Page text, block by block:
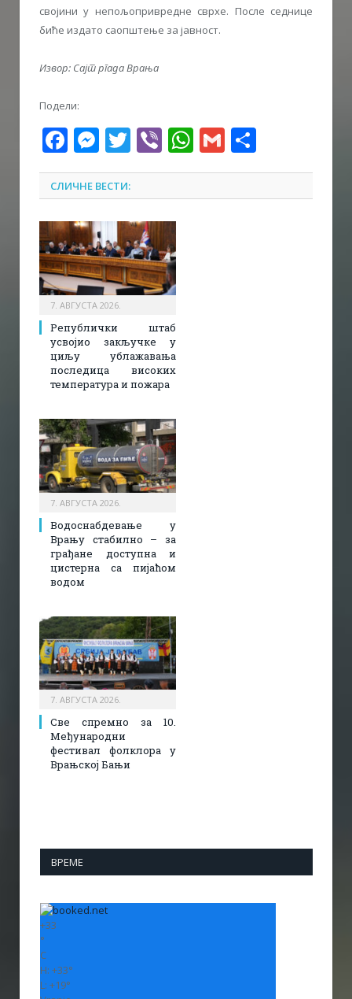
својини у непољопривредне сврхе. После седнице
биће издато саопштење за јавност.
Извор: Сајт ргада Врања
Подели:
Facebook
Messenger
Twitter
ViberWhatsApp
Gmail
СЛИЧНЕ ВЕСТИ:
7. АВГУСТА 2026.
Републички штаб
усвојио закључке у
циљу ублажавања
последица високих
температура и пожара​
7. АВГУСТА 2026.
Водоснабдевање у
Врању стабилно – за
грађане доступна и
цистерна са пијаћом
водом
7. АВГУСТА 2026.
Све спремно за 10.
Међународни
фестивал фолклора у
Врањској Бањи
ВРЕМЕ
+33
°
C
H: +33°
L: +19°